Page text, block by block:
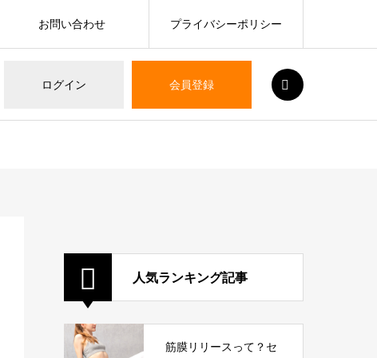
ログイン 会員登録
お問い合わせ プライバシーポリシー
人気ランキング記事
筋膜リリースって？セ